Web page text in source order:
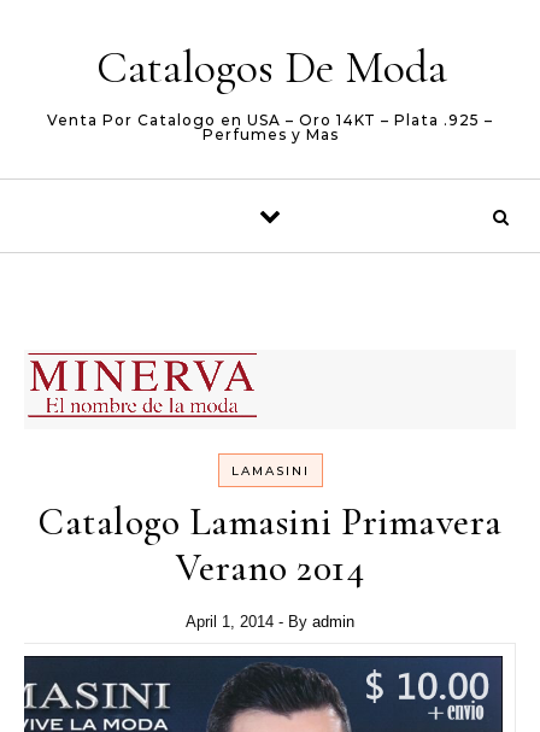
Catalogos De Moda
Venta Por Catalogo en USA – Oro 14KT – Plata .925 –
Perfumes y Mas
LAMASINI
Catalogo Lamasini Primavera
Verano 2014
April 1, 2014 - By admin